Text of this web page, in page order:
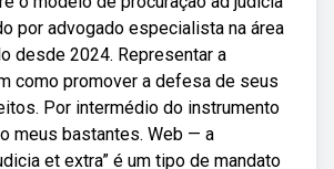
por advogado especialista na área
desde 2024. Representar a
como promover a defesa de seus
Por intermédio do instrumento
meus bastantes. Web — a
et extra” é um tipo de mandato